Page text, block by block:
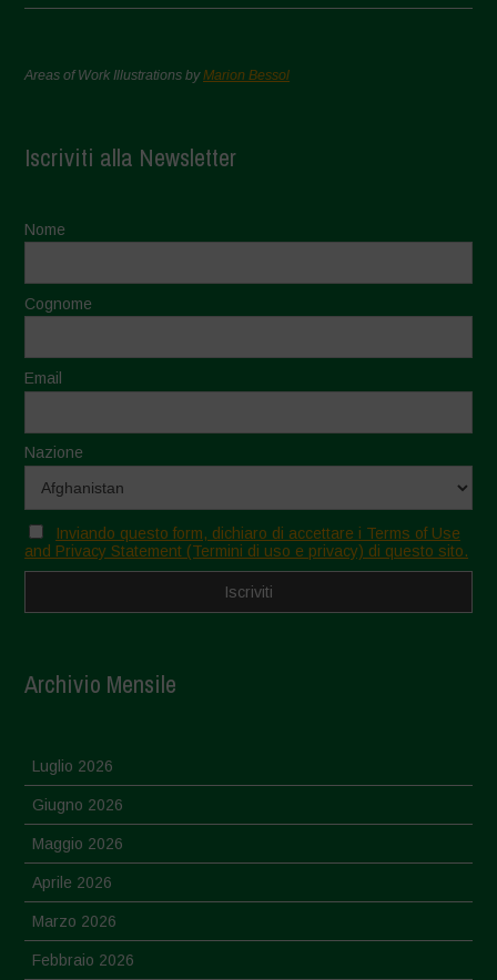
Areas of Work Illustrations byMarion Bessol
Iscriviti alla Newsletter
Nome
Cognome
Email
Nazione
Inviando questo form, dichiaro di accettare i Terms of Use
and Privacy Statement (Termini di uso e privacy) di questo sito.
Archivio Mensile
Luglio 2026
Giugno 2026
Maggio 2026
Aprile 2026
Marzo 2026
Febbraio 2026